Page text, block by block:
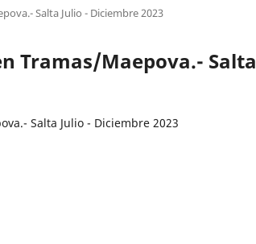
Salta Julio - Diciembre 2023
Tramas/Maepova.- Salta
Salta Julio - Diciembre 2023